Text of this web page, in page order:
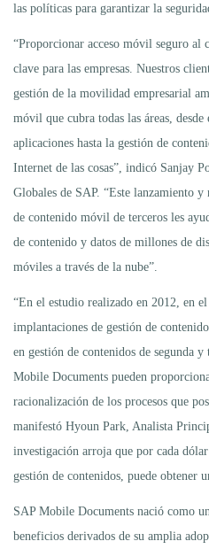
las políticas para garantizar la
“Proporcionar acceso móvil seguro al
clave para las empresas. Nuestros
gestión de la movilidad empresarial
móvil que cubra todas las áreas,
aplicaciones hasta la gestión de
Internet de las cosas”, indicó Sanjay
Globales de SAP. “Este lanzamiento
de contenido móvil de terceros les
de contenido y datos de millones de
móviles a través de la nube”.
“En el estudio realizado en 2012, en
implantaciones de gestión de
en gestión de contenidos de segunda
Mobile Documents pueden
racionalización de los procesos que
manifestó Hyoun Park, Analista
investigación arroja que por cada
gestión de contenidos, puede obtener
SAP Mobile Documents nació como
beneficios derivados de su amplia